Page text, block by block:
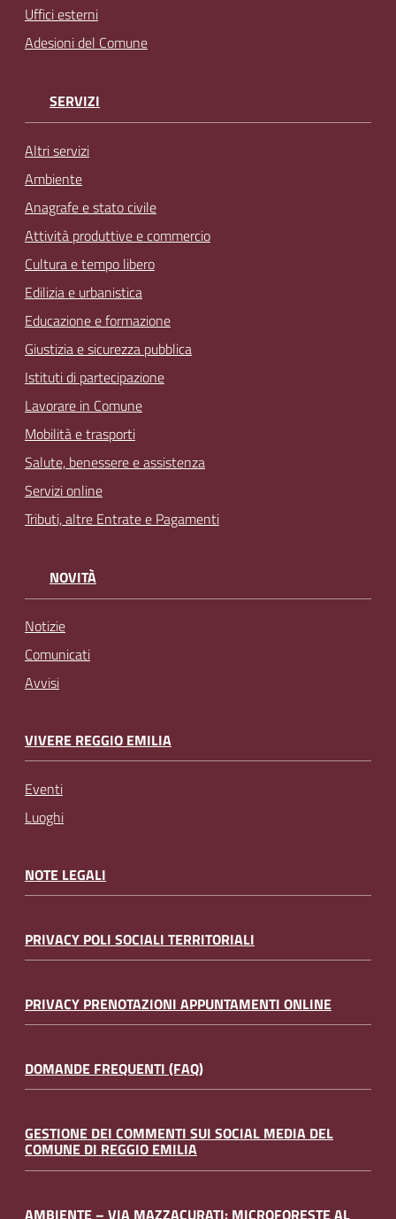
Uffici esterni
Adesioni del Comune
SERVIZI
Altri servizi
Ambiente
Anagrafe e stato civile
Attività produttive e commercio
Cultura e tempo libero
Edilizia e urbanistica
Educazione e formazione
Giustizia e sicurezza pubblica
Istituti di partecipazione
Lavorare in Comune
Mobilità e trasporti
Salute, benessere e assistenza
Servizi online
Tributi, altre Entrate e Pagamenti
NOVITÀ
Notizie
Comunicati
Avvisi
VIVERE REGGIO EMILIA
Eventi
Luoghi
NOTE LEGALI
PRIVACY POLI SOCIALI TERRITORIALI
PRIVACY PRENOTAZIONI APPUNTAMENTI ONLINE
DOMANDE FREQUENTI (FAQ)
GESTIONE DEI COMMENTI SUI SOCIAL MEDIA DEL
COMUNE DI REGGIO EMILIA
AMBIENTE – VIA MAZZACURATI: MICROFORESTE AL